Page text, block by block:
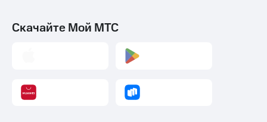
Скачайте Мой МТС